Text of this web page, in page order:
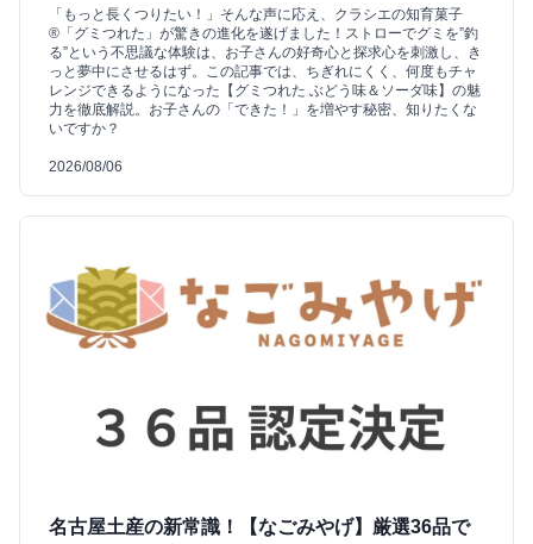
「もっと長くつりたい！」そんな声に応え、クラシエの知育菓子
®「グミつれた」が驚きの進化を遂げました！ストローでグミを”釣
る”という不思議な体験は、お子さんの好奇心と探求心を刺激し、き
っと夢中にさせるはず。この記事では、ちぎれにくく、何度もチャ
レンジできるようになった【グミつれた ぶどう味＆ソーダ味】の魅
力を徹底解説。お子さんの「できた！」を増やす秘密、知りたくな
いですか？
2026/08/06
名古屋土産の新常識！【なごみやげ】厳選36品で